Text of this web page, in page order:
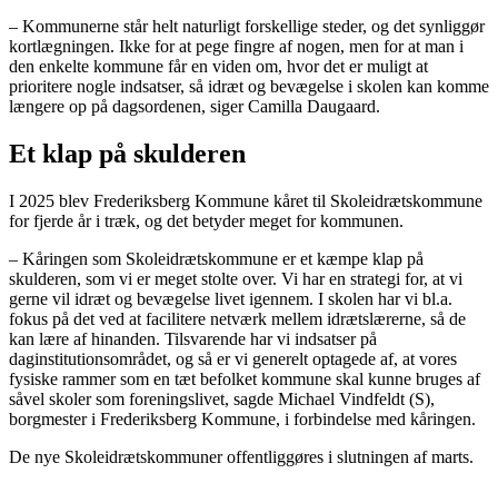
– Kommunerne står helt naturligt forskellige steder, og det synliggør
kortlægningen. Ikke for at pege fingre af nogen, men for at man i
den enkelte kommune får en viden om, hvor det er muligt at
prioritere nogle indsatser, så idræt og bevægelse i skolen kan komme
længere op på dagsordenen, siger Camilla Daugaard.
Et klap på skulderen
I 2025 blev Frederiksberg Kommune kåret til Skoleidrætskommune
for fjerde år i træk, og det betyder meget for kommunen.
– Kåringen som Skoleidrætskommune er et kæmpe klap på
skulderen, som vi er meget stolte over. Vi har en strategi for, at vi
gerne vil idræt og bevægelse livet igennem. I skolen har vi bl.a.
fokus på det ved at facilitere netværk mellem idrætslærerne, så de
kan lære af hinanden. Tilsvarende har vi indsatser på
daginstitutionsområdet, og så er vi generelt optagede af, at vores
fysiske rammer som en tæt befolket kommune skal kunne bruges af
såvel skoler som foreningslivet, sagde Michael Vindfeldt (S),
borgmester i Frederiksberg Kommune, i forbindelse med kåringen.
De nye Skoleidrætskommuner offentliggøres i slutningen af marts.